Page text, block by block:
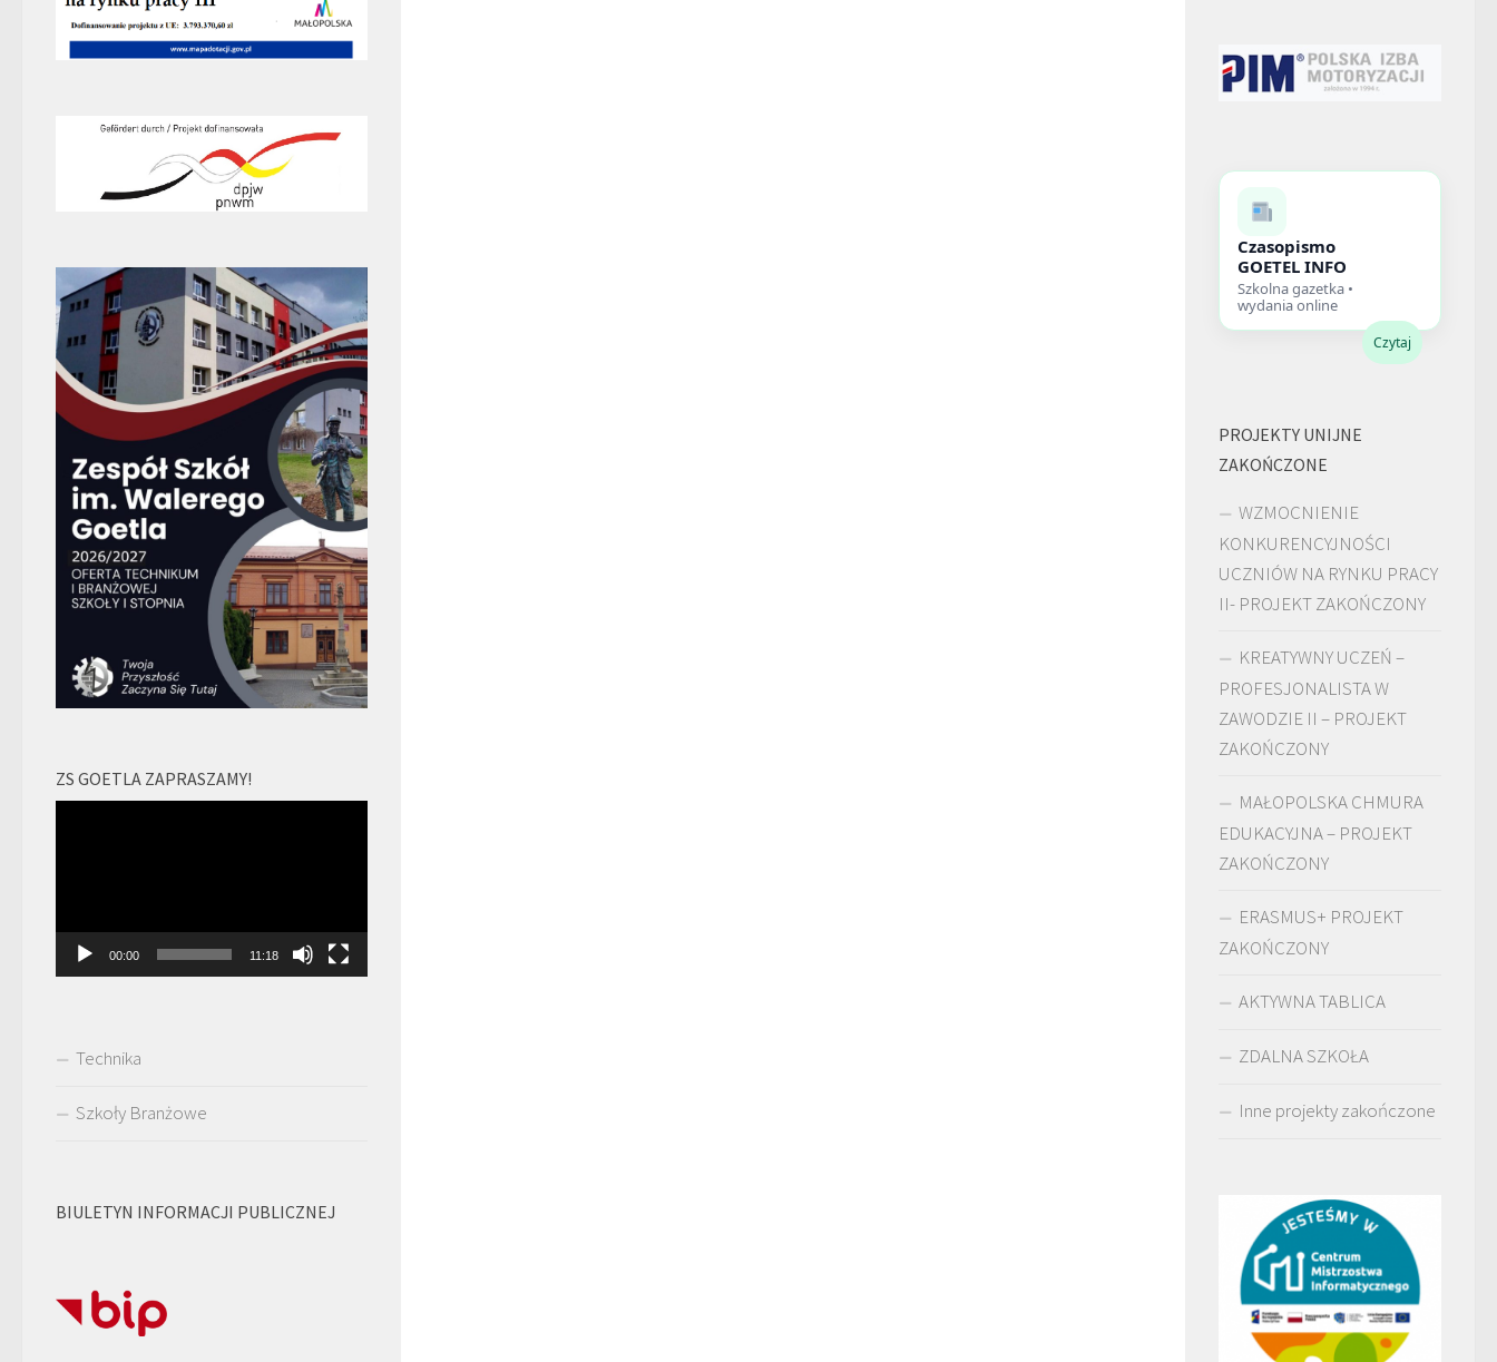
ZS GOETLA ZAPRASZAMY!
00:00 11:18
Technika
Szkoły Branżowe
BIULETYN INFORMACJI PUBLICZNEJ
Czasopismo
GOETEL INFO
Szkolna gazetka •
wydania online
Czytaj
PROJEKTY UNIJNE
ZAKOŃCZONE
WZMOCNIENIE
KONKURENCYJNOŚCI
UCZNIÓW NA RYNKU PRACY
II- PROJEKT ZAKOŃCZONY
KREATYWNY UCZEŃ –
PROFESJONALISTA W
ZAWODZIE II – PROJEKT
ZAKOŃCZONY
MAŁOPOLSKA CHMURA
EDUKACYJNA – PROJEKT
ZAKOŃCZONY
ERASMUS+ PROJEKT
ZAKOŃCZONY
AKTYWNA TABLICA
ZDALNA SZKOŁA
Inne projekty zakończone